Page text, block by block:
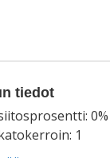
tiedot
0%
1